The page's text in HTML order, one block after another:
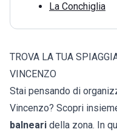
La Conchiglia
TROVA LA TUA
VINCENZO
Stai pensando di
Vincenzo? Scopri
balneari della zona. In